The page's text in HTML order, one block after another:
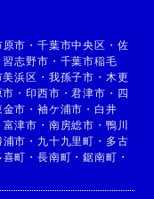
原市 ・ 千葉市中央区 ・ 佐
習志野市 ・ 千葉市稲毛
美浜区 ・ 我孫子市 ・ 木更
市 ・印西市 ・君津市 ・ 四
金市 ・ 袖ケ浦市 ・ 白井
富津市 ・ 南房総市 ・ 鴨川
浦市 ・ 九十九里町 ・ 多古
喜町 ・ 長南町 ・鋸南町 ・